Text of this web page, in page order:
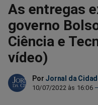
no
Facebook
no
Whatsapp
As entregas
governo
Ciência e
vídeo)
Por Jornal da
10/07/2022 às 16:06